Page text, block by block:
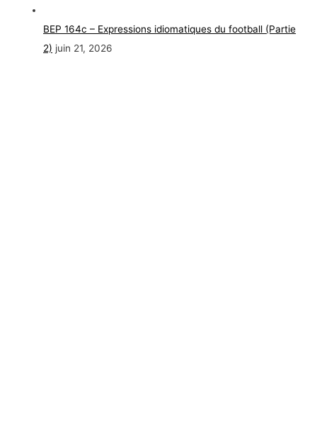
BEP 164c – Expressions idiomatiques du football (Partie
2) juin 21, 2026